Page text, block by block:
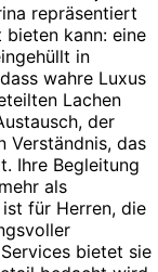
repräsentiert
kann: eine
in
wahre Luxus
Lachen
der
Verständnis, das
Ihre Begleitung
als
für Herren, die
bietet sie